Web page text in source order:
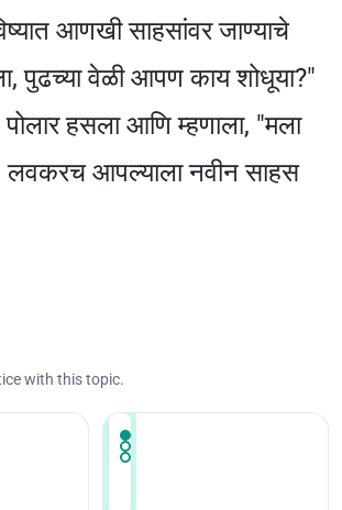
आणखी साहसांवर जाण्याचे
पुढच्या वेळी आपण काय शोधूया?"
पोलार हसला आणि म्हणाला, "मला
लवकरच आपल्याला नवीन साहस
with this topic.